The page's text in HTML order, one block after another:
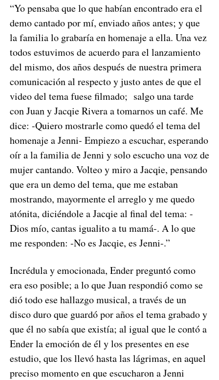
“Yo pensaba que lo que habían encontrado era el
demo cantado por mí, enviado años antes; y que
la familia lo grabaría en homenaje a ella. Una vez
todos estuvimos de acuerdo para el lanzamiento
del mismo, dos años después de nuestra primera
comunicación al respecto y justo antes de que el
video del tema fuese filmado; salgo una tarde
con Juan y Jacqie Rivera a tomarnos un café. Me
dice: -Quiero mostrarle como quedó el tema del
homenaje a Jenni- Empiezo a escuchar, esperando
oír a la familia de Jenni y solo escucho una voz de
mujer cantando. Volteo y miro a Jacqie, pensando
que era un demo del tema, que me estaban
mostrando, mayormente el arreglo y me quedo
atónita, diciéndole a Jacqie al final del tema: -
Dios mío, cantas igualito a tu mamá-. A lo que
me responden: -No es Jacqie, es Jenni-.”
Incrédula y emocionada, Ender preguntó como
era eso posible; a lo que Juan respondió como se
dió todo ese hallazgo musical, a través de un
disco duro que guardó por años el tema grabado y
que él no sabía que existía; al igual que le contó a
Ender la emoción de él y los presentes en ese
estudio, que los llevó hasta las lágrimas, en aquel
preciso momento en que escucharon a Jenni